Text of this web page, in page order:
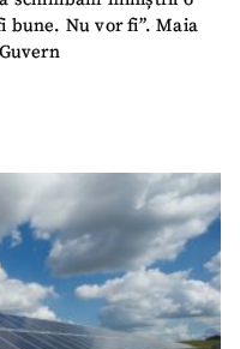
bune. Nu vor fi”. Maia